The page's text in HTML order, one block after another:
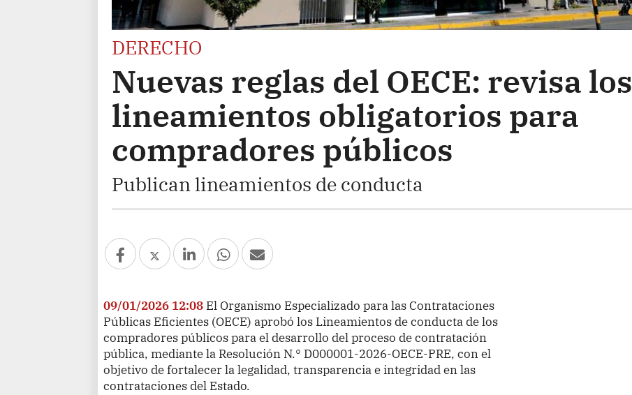
DERECHO
Nuevas reglas del OECE: revisa los
lineamientos obligatorios para
compradores públicos
Publican lineamientos de conducta
09/01/2026 12:08 El Organismo Especializado para las Contrataciones
Públicas Eficientes (OECE) aprobó los Lineamientos de conducta de los
compradores públicos para el desarrollo del proceso de contratación
pública, mediante la Resolución N.° D000001-2026-OECE-PRE, con el
objetivo de fortalecer la legalidad, transparencia e integridad en las
contrataciones del Estado.